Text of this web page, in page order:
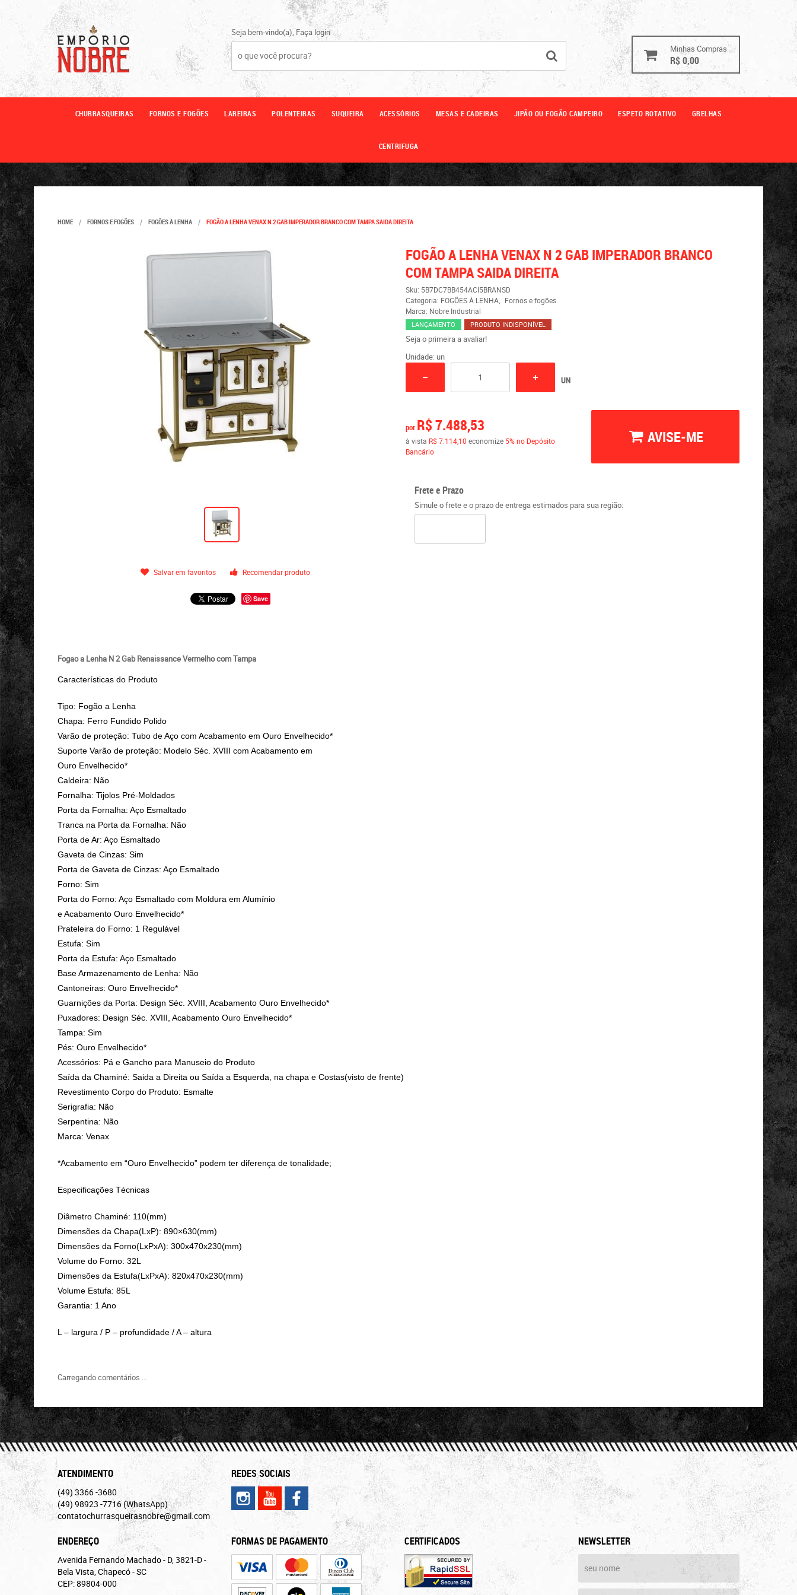
Seja bem-vindo(a),Faça login
Minhas Compras
R$ 0,00
CHURRASQUEIRAS FORNOS E FOGÕES LAREIRAS POLENTEIRAS SUQUEIRA ACESSÓRIOS MESAS E CADEIRAS JIPÃO OU FOGÃO CAMPEIRO ESPETO ROTATIVO GRELHAS
CENTRIFUGA
HOME FORNOS E FOGÕES FOGÕES À LENHA FOGÃO A LENHA VENAX N 2 GAB IMPERADOR BRANCO COM TAMPA SAIDA DIREITA
Salvar em favoritos Recomendar produto
Save
FOGÃO A LENHA VENAX N 2 GAB IMPERADOR BRANCO
COM TAMPA SAIDA DIREITA
Sku: 5B7DC7BB454ACI5BRANSD
Categoria: FOGÕES À LENHA
Fornos e fogões
Marca: Nobre Industrial
LANÇAMENTO PRODUTO INDISPONÍVEL
Seja o primeira a avaliar!
Unidade: un
UN
por R$ 7.488,53
à vista R$ 7.114,10 economize 5% no Depósito
Bancário
AVISE-ME
Frete e Prazo
Simule o frete e o prazo de entrega estimados para sua região:
Fogao a Lenha N 2 Gab Renaissance Vermelho com Tampa
Características do Produto
Tipo: Fogão a Lenha
Chapa: Ferro Fundido Polido
Varão de proteção: Tubo de Aço com Acabamento em Ouro Envelhecido*
Suporte Varão de proteção: Modelo Séc. XVIII com Acabamento em
Ouro Envelhecido*
Caldeira: Não
Fornalha: Tijolos Pré-Moldados
Porta da Fornalha: Aço Esmaltado
Tranca na Porta da Fornalha: Não
Porta de Ar: Aço Esmaltado
Gaveta de Cinzas: Sim
Porta de Gaveta de Cinzas: Aço Esmaltado
Forno: Sim
Porta do Forno: Aço Esmaltado com Moldura em Alumínio
e Acabamento Ouro Envelhecido*
Prateleira do Forno: 1 Regulável
Estufa: Sim
Porta da Estufa: Aço Esmaltado
Base Armazenamento de Lenha: Não
Cantoneiras: Ouro Envelhecido*
Guarnições da Porta: Design Séc. XVIII, Acabamento Ouro Envelhecido*
Puxadores: Design Séc. XVIII, Acabamento Ouro Envelhecido*
Tampa: Sim
Pés: Ouro Envelhecido*
Acessórios: Pá e Gancho para Manuseio do Produto
Saída da Chaminé: Saida a Direita ou Saída a Esquerda, na chapa e Costas(visto de frente)
Revestimento Corpo do Produto: Esmalte
Serigrafia: Não
Serpentina: Não
Marca: Venax
*Acabamento em “Ouro Envelhecido” podem ter diferença de tonalidade;
Especificações Técnicas
Diâmetro Chaminé: 110(mm)
Dimensões da Chapa(LxP): 890×630(mm)
Dimensões da Forno(LxPxA): 300x470x230(mm)
Volume do Forno: 32L
Dimensões da Estufa(LxPxA): 820x470x230(mm)
Volume Estufa: 85L
Garantia: 1 Ano
L – largura / P – profundidade / A – altura
Carregando comentários ...
ATENDIMENTO
(49)3366 -3680
(49) 98923 -7716(WhatsApp)
contatochurrasqueirasnobre@gmail.com
REDES SOCIAIS
ENDEREÇO
Avenida Fernando Machado - D, 3821-D-
Bela Vista, Chapecó-SC
CEP: 89804-000
FORMAS DE PAGAMENTO CERTIFICADOS NEWSLETTER